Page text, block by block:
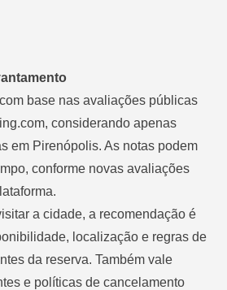
base nas avaliações públicas
considerando apenas
em Pirenópolis. As notas podem
conforme novas avaliações
a cidade, a recomendação é
localização e regras de
da reserva. Também vale
e políticas de cancelamento